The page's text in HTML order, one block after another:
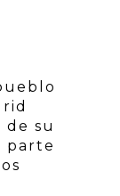
de su
parte